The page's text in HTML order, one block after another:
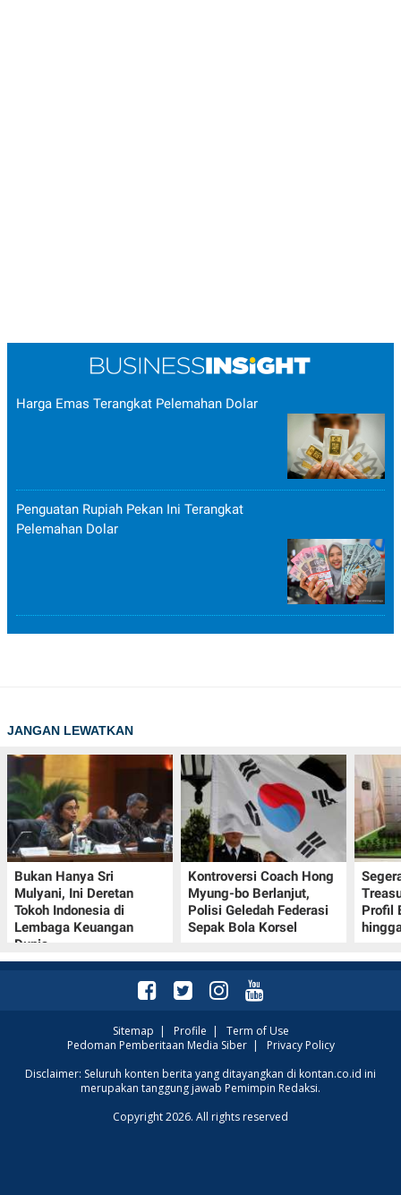
Harga Emas Terangkat Pelemahan Dolar
Penguatan Rupiah Pekan Ini Terangkat
Pelemahan Dolar
JANGAN LEWATKAN
Bukan Hanya Sri
Mulyani, Ini Deretan
Tokoh Indonesia di
Lembaga Keuangan
Dunia
Kontroversi Coach Hong
Myung-bo Berlanjut,
Polisi Geledah Federasi
Sepak Bola Korsel
Profil
Sitemap | Profile | Term of Use
Pedoman Pemberitaan Media Siber| Privacy Policy
Disclaimer: Seluruh konten berita yang ditayangkan di kontan.co.id ini
merupakan tanggung jawab Pemimpin Redaksi.
Copyright 2026. All rights reserved